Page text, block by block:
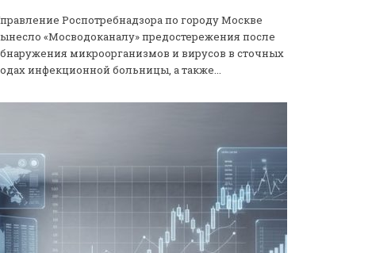
Роспотребнадзора по городу Москве
«Мосводоканалу» предостережения после
микроорганизмов и вирусов в сточных
инфекционной больницы, а также...